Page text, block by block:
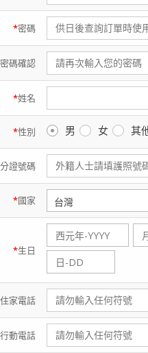
*密碼
密碼確認
*姓名
*性別 男 女 其
證號碼
*國家
*生日
住家電話
行動電話